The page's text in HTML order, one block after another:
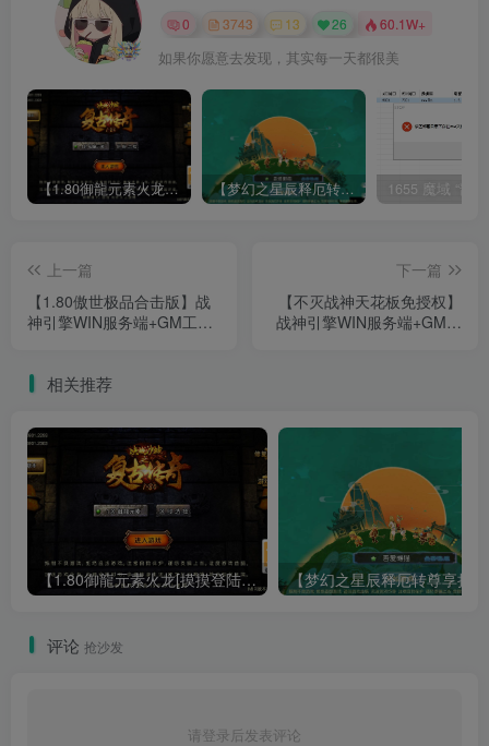
0 3743 13 26 60.1W+
如果你愿意去发现，其实每一天都很美
【1.80御龍元素火龙[摸摸登陆器]】战神引擎WIN服务端+GM工具+充值后台+双端+架设教程 【梦幻之星辰释厄转尊享挂机版】MT3换皮梦幻西游Linux服务端+GM后台+双端+源码+架设教程
上一篇
【1.80傲世极品合击版】战
神引擎WIN服务端+GM工具
下一篇
【不灭战神天花板免授权】
战神引擎WIN服务端+GM工
相关推荐
【1.80御龍元素火龙[摸摸登陆器]】战神引擎WIN服务端+GM工具+充值后台+双端+架设教程
评论 抢沙发
请登录后发表评论